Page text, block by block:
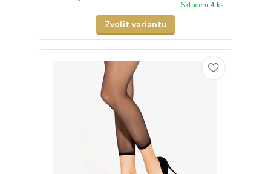
Skladem 4 ks
Zvolit variantu